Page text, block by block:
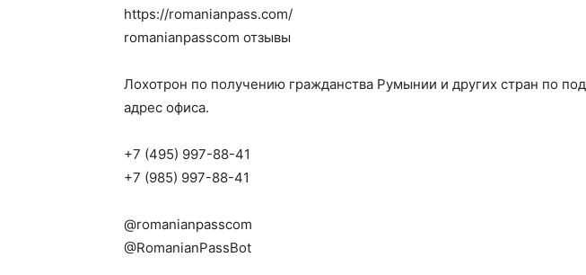
https://romanianpass.com/
romanianpasscom отзывы
Лохотрон по получению гражданства Румынии и других стран по
адрес офиса.
+7 (495) 997-88-41
+7 (985) 997-88-41
@romanianpasscom
@RomanianPassBot